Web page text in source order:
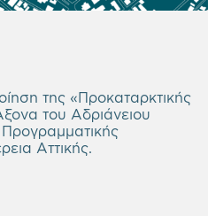
της «Προκαταρκτικής
του Αδριάνειου
Αττικής.